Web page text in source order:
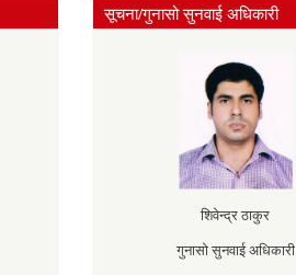
सूचना/गुनासो सुनवाई अधिकारी
शिवेन्द्र ठाकुर
गुनासो सुनवाई अधिकारी